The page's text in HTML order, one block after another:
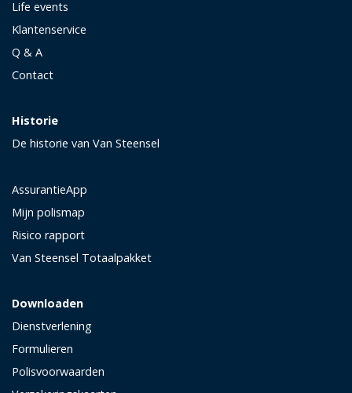
Life events
Klantenservice
Q & A
Contact
Historie
De historie van Van Steensel
AssurantieApp
Mijn polismap
Risico rapport
Van Steensel Totaalpakket
Downloaden
Dienstverlening
Formulieren
Polisvoorwaarden